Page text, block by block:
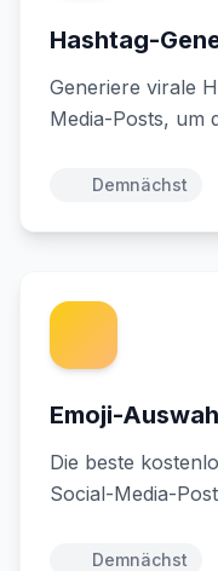
Hashtag-
Generiere virale
Media-Posts, um
Demnächst
Emoji-
Die beste
Social-Media-
Demnächst